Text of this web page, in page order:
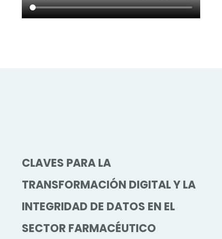
CLAVES PARA LA
TRANSFORMACIÓN DIGITAL Y LA
INTEGRIDAD DE DATOS EN EL
SECTOR FARMACÉUTICO